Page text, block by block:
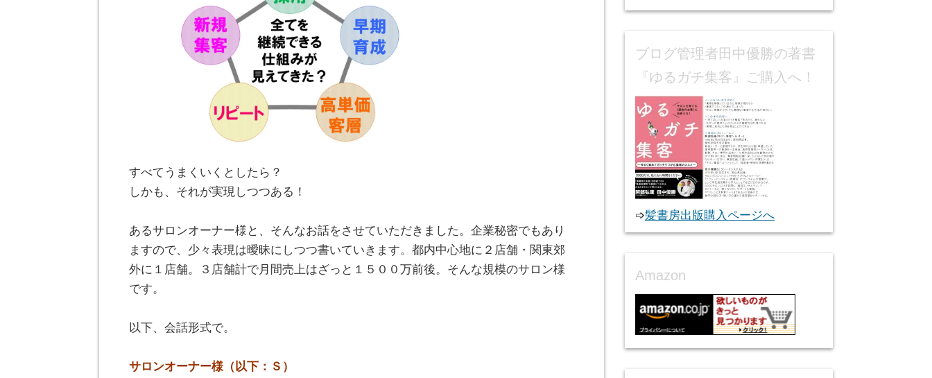
すべてうまくいくとしたら？
しかも、それが実現しつつある！
あるサロンオーナー様と、そんなお話をさせていただきました。企業秘密でもあり
ますので、少々表現は曖昧にしつつ書いていきます。都内中心地に２店舗・関東郊
外に１店舗。３店舗計で月間売上はざっと１５００万前後。そんな規模のサロン様
です。
以下、会話形式で。
サロンオーナー様（以下：Ｓ）
ブログ管理者田中優勝の著書
『ゆるガチ集客』ご購入へ！
➩髪書房出版購入ページへ
Amazon